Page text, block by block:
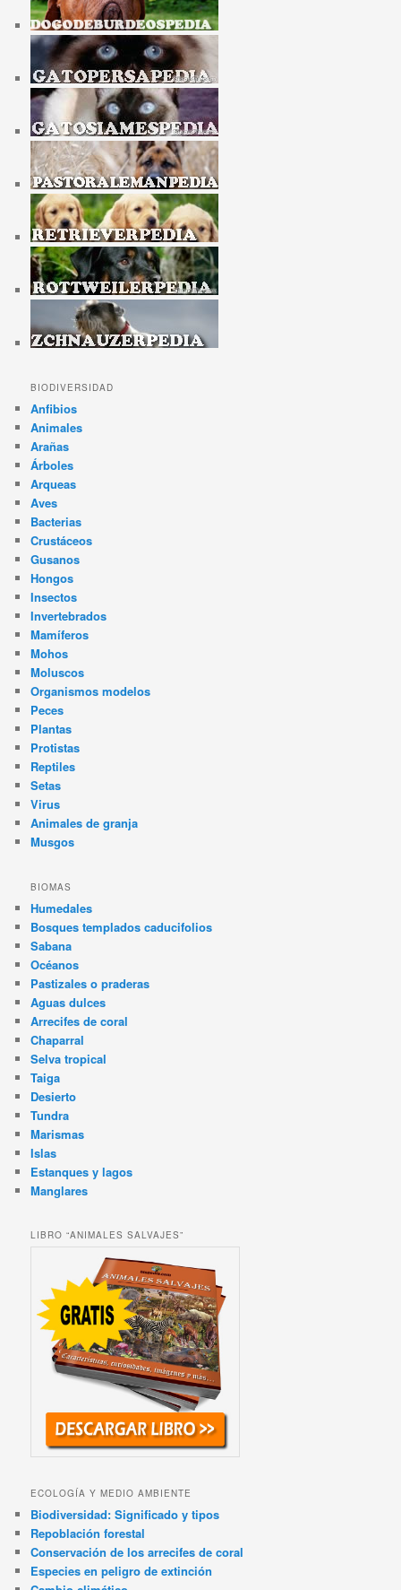
BIODIVERSIDAD
Anfibios
Animales
Arañas
Árboles
Arqueas
Aves
Bacterias
Crustáceos
Gusanos
Hongos
Insectos
Invertebrados
Mamíferos
Mohos
Moluscos
Organismos modelos
Peces
Plantas
Protistas
Reptiles
Setas
Virus
Animales de granja
Musgos
BIOMAS
Humedales
Bosques templados caducifolios
Sabana
Océanos
Pastizales o praderas
Aguas dulces
Arrecifes de coral
Chaparral
Selva tropical
Taiga
Desierto
Tundra
Marismas
Islas
Estanques y lagos
Manglares
LIBRO “ANIMALES SALVAJES”
ECOLOGÍA Y MEDIO AMBIENTE
Biodiversidad: Significado y tipos
Repoblación forestal
Conservación de los arrecifes de coral
Especies en peligro de extinción